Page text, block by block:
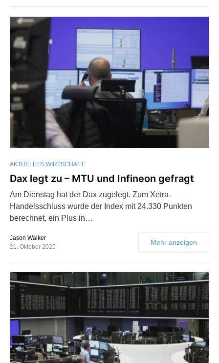
AKTUELLES WIRTSCHAFT
Dax legt zu – MTU und Infineon gefragt
Am Dienstag hat der Dax zugelegt. Zum Xetra-
Handelsschluss wurde der Index mit 24.330 Punkten
berechnet, ein Plus in…
Jason Walker
21. Oktober 2025
Mehr anzeigen